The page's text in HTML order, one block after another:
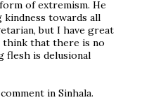
of extremism. He
towards all
but I have great
that there is no
flesh is delusional
in Sinhala.